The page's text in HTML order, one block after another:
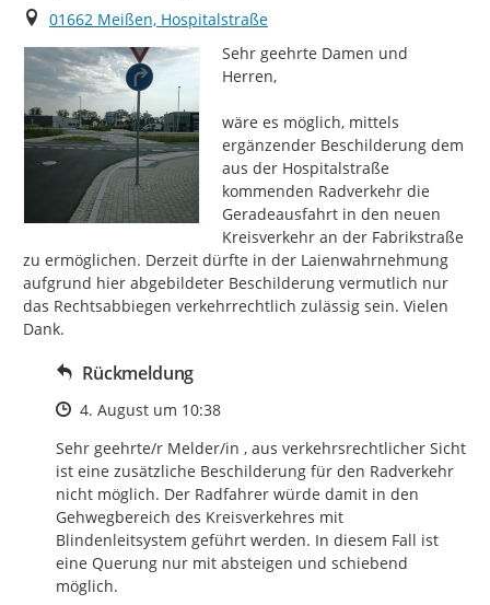
Ort
01662 Meißen, Hospitalstraße
Sehr geehrte Damen und
Herren,
wäre es möglich, mittels
ergänzender Beschilderung dem
aus der Hospitalstraße
kommenden Radverkehr die
Geradeausfahrt in den neuen
Kreisverkehr an der Fabrikstraße
zu ermöglichen. Derzeit dürfte in der Laienwahrnehmung
aufgrund hier abgebildeter Beschilderung vermutlich nur
das Rechtsabbiegen verkehrrechtlich zulässig sein. Vielen
Dank.
Rückmeldung
Zeitpunkt des Erstellens
4. August um 10:38
Sehr geehrte/r Melder/in , aus verkehrsrechtlicher Sicht
ist eine zusätzliche Beschilderung für den Radverkehr
nicht möglich. Der Radfahrer würde damit in den
Gehwegbereich des Kreisverkehres mit
Blindenleitsystem geführt werden. In diesem Fall ist
eine Querung nur mit absteigen und schiebend
möglich.